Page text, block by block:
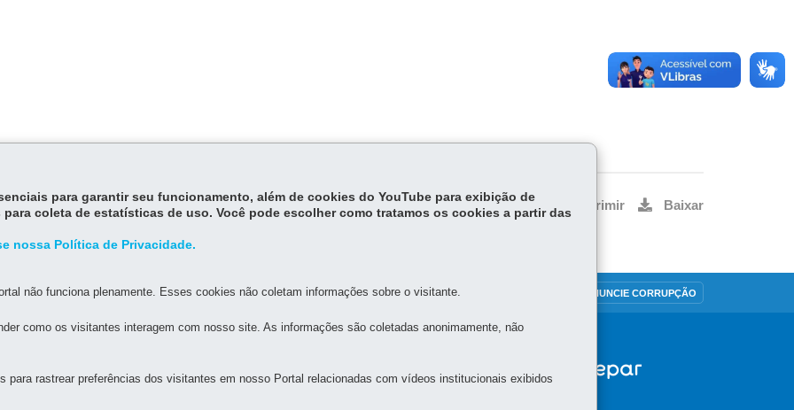
Voltar Início Imprimir Baixar
MAPA DO SITE DENUNCIE CORRUPÇÃO
para garantir seu funcionamento, além de cookies do YouTube para exibição de
coleta de estatísticas de uso. Você pode escolher como tratamos os cookies a partir das
nossa Política de Privacidade.
não funciona plenamente. Esses cookies não coletam informações sobre o visitante.
como os visitantes interagem com nosso site. As informações são coletadas anonimamente, não
para rastrear preferências dos visitantes em nosso Portal relacionadas com vídeos institucionais exibidos